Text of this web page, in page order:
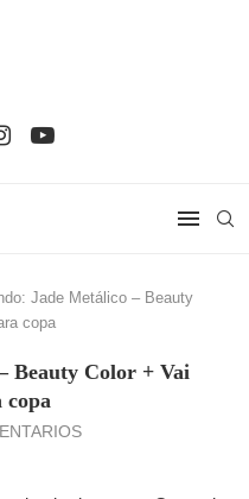
Jade Metálico – Beauty
copa
Beauty Color + Vai
copa